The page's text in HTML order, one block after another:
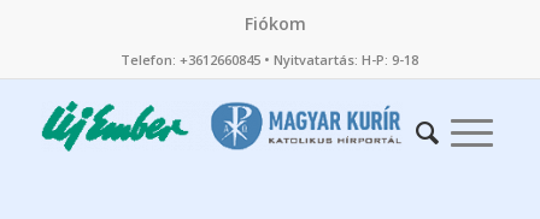
Fiókom
Telefon: +3612660845 • Nyitvatartás: H-P: 9-18